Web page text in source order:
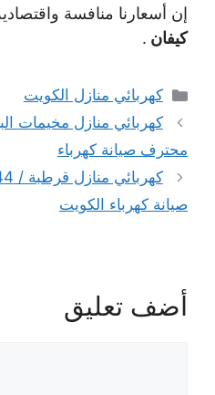
إن أسعارنا منافسة
كيفان .
التصنيفات
كهربائي منازل الكويت
محترف صيانة كهرباء
صيانة كهرباء الكويت
أضف تعليق